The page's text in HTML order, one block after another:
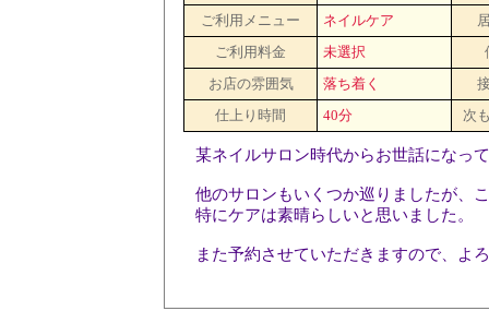
ご利用メニュー
ネイルケア
ご利用料金
未選択
お店の雰囲気
落ち着く
仕上り時間
40分 次
某ネイルサロン時代からお世話になっ
他のサロンもいくつか巡りましたが、
特にケアは素晴らしいと思いました。
また予約させていただきますので、よ